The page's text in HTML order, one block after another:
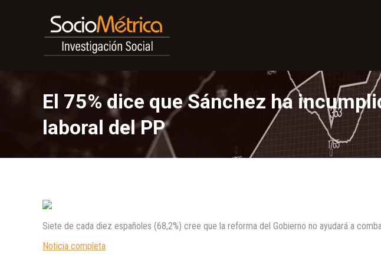
El 75% dice que Sánchez ha
laboral del PP
Siete de cada diez españoles (68,2%) cree que la reforma del Gobierno no ayudará a
Noticia completa